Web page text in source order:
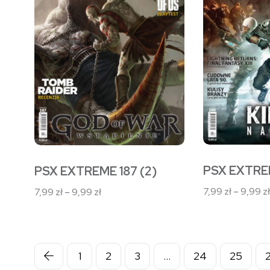
wariantów.
Opcje
można
wybrać
na
stronie
produktu
PSX EXTREME 187 (2)
7,99 zł–9,99 złZakres
do
9,99 zł
wariantów.
Opcje
można
wybrać
na
stronie
produktu
PSX
7,99 zł–9,99 zł
1 2 3 … 24 25